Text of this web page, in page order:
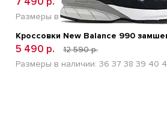
18 990 р.
Размеры в наличии: 41 42 43 44 45
Кроссовки New Balance 990
5 490 р.
12 590 р.
Размеры в наличии: 36 37 38 39 40